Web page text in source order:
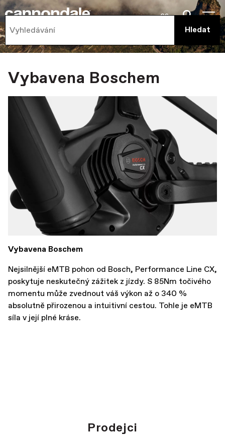
cs
Vybavena Boschem
Vybavena Boschem
Nejsilnější eMTB pohon od Bosch, Performance Line CX,
poskytuje neskutečný zážitek z jízdy. S 85Nm točivého
momentu může zvednout váš výkon až o 340 %
absolutně přirozenou a intuitivní cestou. Tohle je eMTB
síla v její plné kráse.
Prodejci